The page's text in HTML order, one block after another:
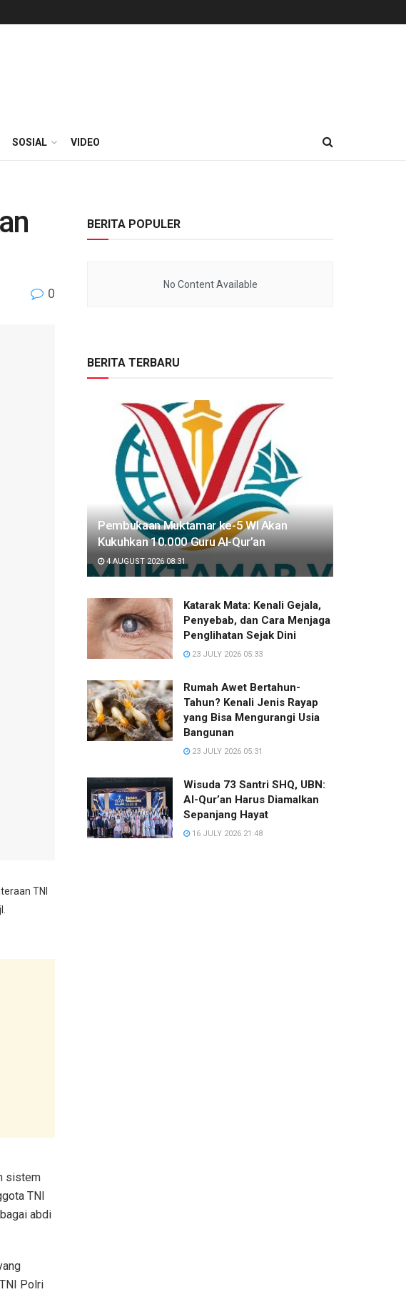
SOSIAL VIDEO
0
TNI
sistem
TNI
abdi
Polri
BERITA POPULER
No Content Available
BERITA TERBARU
Pembukaan Muktamar ke-5 WI Akan
Kukuhkan 10.000 Guru Al-Qur’an
4 AUGUST 2026 08:31
Katarak Mata: Kenali Gejala,
Penyebab, dan Cara Menjaga
Penglihatan Sejak Dini
23 JULY 2026 05:33
Rumah Awet Bertahun-
Tahun? Kenali Jenis Rayap
yang Bisa Mengurangi Usia
Bangunan
23 JULY 2026 05:31
Wisuda 73 Santri SHQ, UBN:
Al-Qur’an Harus Diamalkan
Sepanjang Hayat
16 JULY 2026 21:48